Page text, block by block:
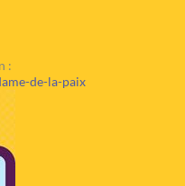
:
de-la-paix